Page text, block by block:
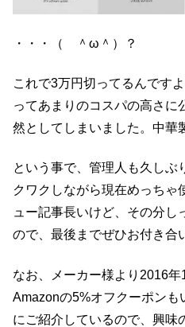
・・・（ ＾ω＾）？
これで3万円切ってるんです
ってあまりのコスパの高さに
然としてしまいました。中華
という事で、管理人も久しぶ
クワクしながら現在めっちゃ
ュー記事長いけど、その分し
ので、最後までぜひお付き合
なお、メーカー様より2016
Amazonの5%オフクーポンも
にご紹介しているので、興味